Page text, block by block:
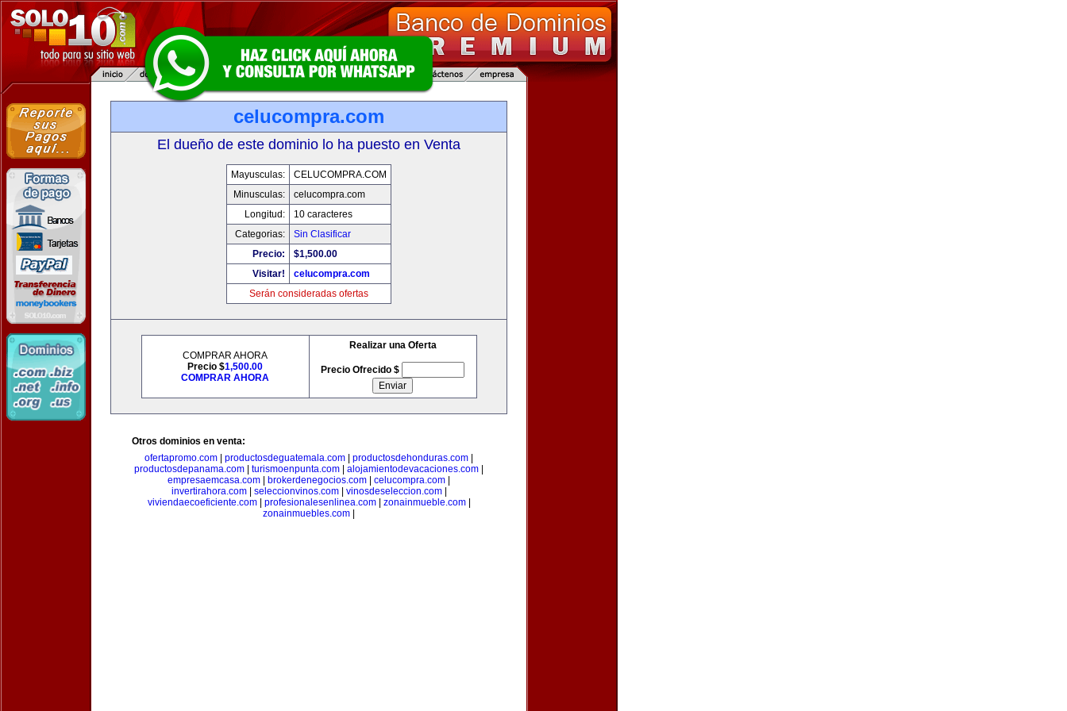
celucompra.com
El dueño de este dominio lo ha puesto en Venta
Mayusculas:
CELUCOMPRA.COM
Minusculas:
celucompra.com
Longitud:
10 caracteres
Categorias:
Sin Clasificar
Precio:
$1,500.00
Visitar!
celucompra.com
Serán consideradas ofertas
COMPRAR AHORA
Precio $1,500.00
COMPRAR AHORA
Realizar una Oferta
Precio Ofrecido $
Otros dominios en venta:
ofertapromo.com
productosdeguatemala.com productosdehonduras.com
productosdepanama.com
turismoenpunta.com alojamientodevacaciones.com
empresaemcasa.com
brokerdenegocios.com celucompra.com
invertirahora.com| seleccionvinos.com| vinosdeseleccion.com|
viviendaecoeficiente.com| profesionalesenlinea.com| zonainmueble.com|
zonainmuebles.com